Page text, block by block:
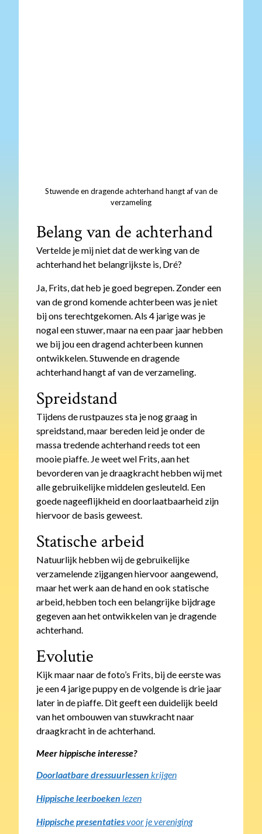
Stuwende en dragende achterhand hangt af van de
verzameling
Belang van de achterhand
Vertelde je mij niet dat de werking van de
achterhand het belangrijkste is, Dré?
Ja, Frits, dat heb je goed begrepen. Zonder een
van de grond komende achterbeen was je niet
bij ons terechtgekomen. Als 4 jarige was je
nogal een stuwer, maar na een paar jaar hebben
we bij jou een dragend achterbeen kunnen
ontwikkelen. Stuwende en dragende
achterhand hangt af van de verzameling.
Spreidstand
Tijdens de rustpauzes sta je nog graag in
spreidstand, maar bereden leid je onder de
massa tredende achterhand reeds tot een
mooie piaffe. Je weet wel Frits, aan het
bevorderen van je draagkracht hebben wij met
alle gebruikelijke middelen gesleuteld. Een
goede nageeflijkheid en doorlaatbaarheid zijn
hiervoor de basis geweest.
Statische arbeid
Natuurlijk hebben wij de gebruikelijke
verzamelende zijgangen hiervoor aangewend,
maar het werk aan de hand en ook statische
arbeid, hebben toch een belangrijke bijdrage
gegeven aan het ontwikkelen van je dragende
achterhand.
Evolutie
Kijk maar naar de foto’s Frits, bij de eerste was
je een 4 jarige puppy en de volgende is drie jaar
later in de piaffe. Dit geeft een duidelijk beeld
van het ombouwen van stuwkracht naar
draagkracht in de achterhand.
Meer hippische interesse?
Doorlaatbare dressuurlessen krijgen
Hippische leerboeken lezen
Hippische presentatiesvoor je vereniging